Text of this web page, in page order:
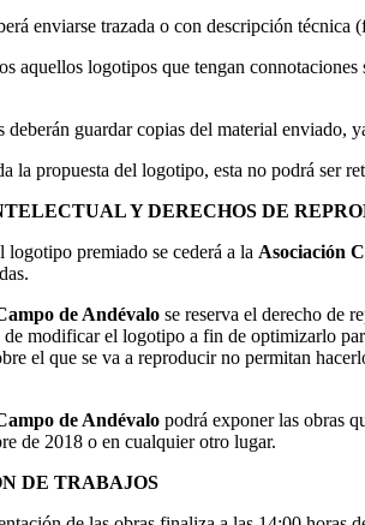
enviarse trazada o con descripción técnica
aquellos logotipos que tengan
deberán guardar copias del material enviado,
la propuesta del logotipo, esta no podrá ser
Y DERECHOS DE
premiado se cederá a la Asociación
de Andévalo se reserva el derecho de
modificar el logotipo a fin de optimizarlo
el que se va a reproducir no permitan
de Andévalo podrá exponer las obras
de 2018 o en cualquier otro lugar.
DE TRABAJOS